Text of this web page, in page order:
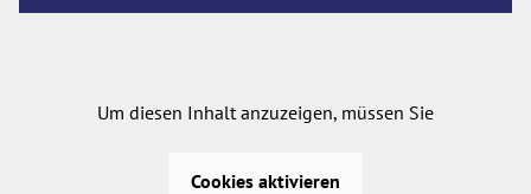
Um diesen Inhalt anzuzeigen, müssen Sie
Cookies aktivieren